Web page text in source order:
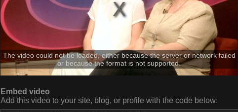
The video could not be loaded, either because the server or network failed
or because the format is not supported.
Embed video
Add this video to your site, blog, or profile with the code below: